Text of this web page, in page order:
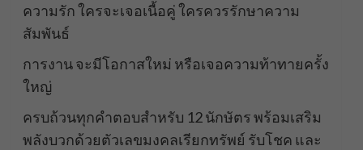
ความรัก ใครจะเจอเนื้อคู่ ใครควรรักษาความ
สัมพันธ์
การงาน จะมีโอกาสใหม่ หรือเจอความท้าทายครั้ง
ใหญ่
ครบถ้วนทุกคำตอบสำหรับ 12 นักษัตร พร้อมเสริม
พลังบวกด้วยตัวเลขมงคลเรียกทรัพย์ รับโชค และ